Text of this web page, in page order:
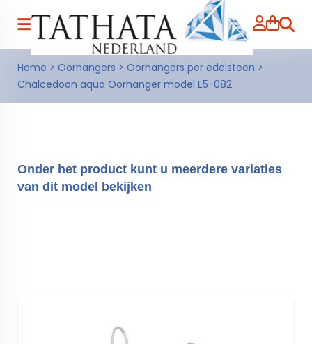
Home > Oorhangers > Oorhangers per edelsteen >
Chalcedoon aqua Oorhanger model E5-082
Onder het product kunt u meerdere variaties
van dit model bekijken